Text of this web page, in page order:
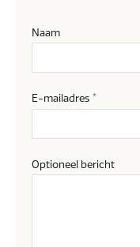
Naam
E-mailadres *
Optioneel bericht